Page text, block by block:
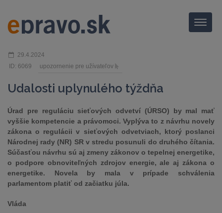
Menu
29.4.2024
ID: 6069
upozornenie pre užívateľov
Udalosti uplynulého týždňa
Úrad pre reguláciu sieťových odvetví (ÚRSO) by mal mať
vyššie kompetencie a právomoci. Vyplýva to z návrhu novely
zákona o regulácii v sieťových odvetviach, ktorý poslanci
Národnej rady (NR) SR v stredu posunuli do druhého čítania.
Súčasťou návrhu sú aj zmeny zákonov o tepelnej energetike,
o podpore obnoviteľných zdrojov energie, ale aj zákona o
energetike. Novela by mala v prípade schválenia
parlamentom platiť od začiatku júla.
Vláda